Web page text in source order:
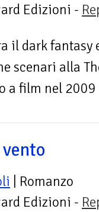
Edizioni -
il dark fantasy
scenari alla
a film nel
| Romanzo
Edizioni -